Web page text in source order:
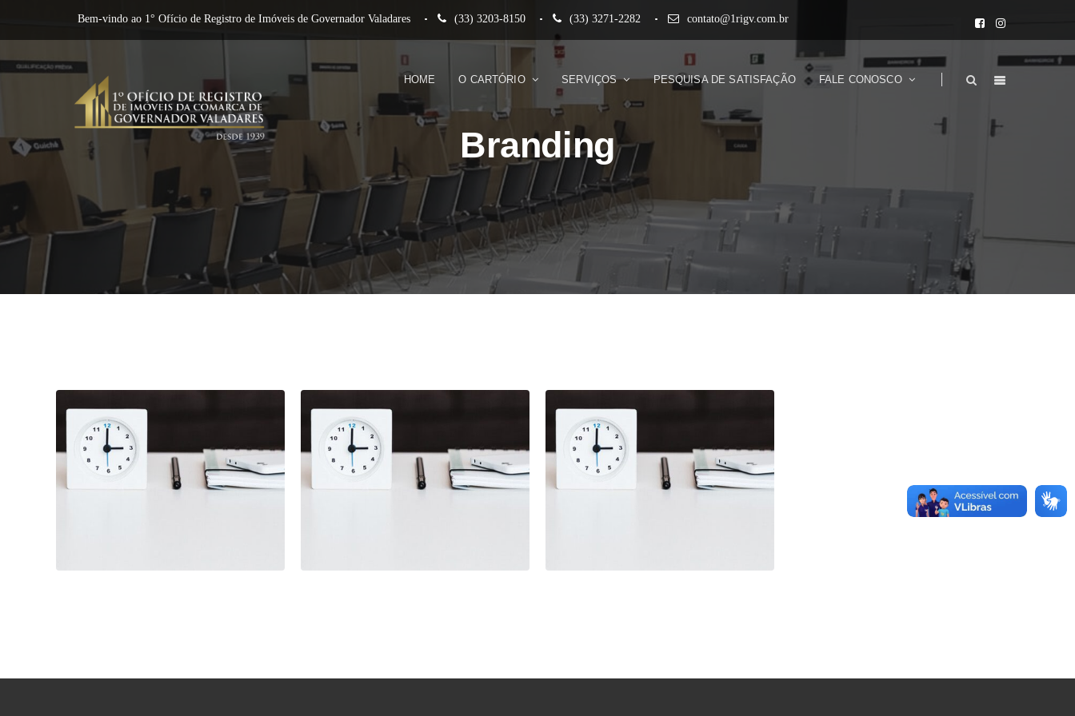
Bem-vindo ao 1° Ofício de Registro de Imóveis de Governador Valadares (33) 3203-8150 (33) 3271-2282 contato@1rigv.com.br
HOME O CARTÓRIO SERVIÇOS PESQUISA DE SATISFAÇÃO FALE CONOSCO
Branding
Branding Illustration Branding Branding